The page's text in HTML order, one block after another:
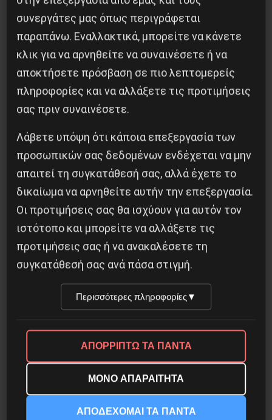
Διδάκτορας μαθηματικών στο Παρίσι ο
Αλέξανδρος Γιωτόπουλος
16 Ιουλίου 2021
συνεργάτες μας όπως περιγράφεται
παραπάνω. Εναλλακτικά, μπορείτε να κάνετε
κλικ για να αρνηθείτε να συναινέσετε ή να
αποκτήσετε πρόσβαση σε πιο λεπτομερείς
πληροφορίες και να αλλάξετε τις προτιμήσεις
σας πριν συναινέσετε.
Λάβετε υπόψη ότι κάποια επεξεργασία των
προσωπικών σας δεδομένων ενδέχεται να μην
απαιτεί τη συγκατάθεσή σας, αλλά έχετε το
δικαίωμα να αρνηθείτε αυτήν την επεξεργασία.
Οι προτιμήσεις σας θα ισχύουν για αυτόν τον
ιστότοπο και μπορείτε να αλλάξετε τις
προτιμήσεις σας ή να ανακαλέσετε τη
συγκατάθεσή σας ανά πάσα στιγμή.
Περισσότερες πληροφορίες▼
ΑΠΟΡΡΙΠΤΩ ΤΑ ΠΑΝΤΑ
ΜΟΝΟ ΑΠΑΡΑΙΤΗΤΑ
ΑΠΟΔΕΧΟΜΑΙ ΤΑ ΠΑΝΤΑ